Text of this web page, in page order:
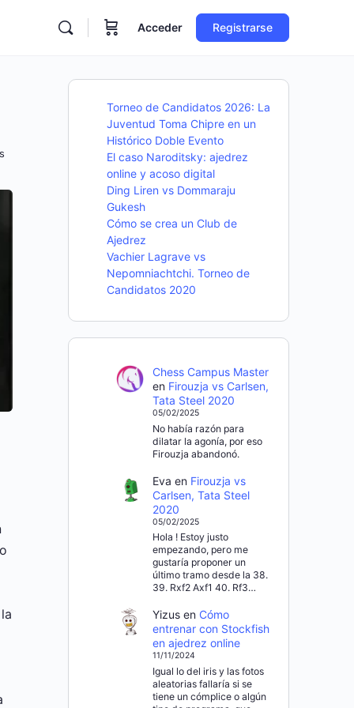
Acceder Registrarse
Torneo de Candidatos 2026: La
Juventud Toma Chipre en un
Histórico Doble Evento
El caso Naroditsky: ajedrez
online y acoso digital
Ding Liren vs Dommaraju
Gukesh
Cómo se crea un Club de
Ajedrez
Vachier Lagrave vs
Nepomniachtchi. Torneo de
Candidatos 2020
Chess Campus Master
en Firouzja vs Carlsen,
Tata Steel 2020
05/02/2025
No había razón para
dilatar la agonía, por eso
Firouzja abandonó.
Eva en Firouzja vs
Carlsen, Tata Steel
2020
05/02/2025
Hola ! Estoy justo
empezando, pero me
gustaría proponer un
último tramo desde la 38.
39. Rxf2 Axf1 40. Rf3…
Yizusen Cómo
entrenar con Stockfish
en ajedrez online
11/11/2024
Igual lo del iris y las fotos
aleatorias fallaría si se
tiene un cómplice o algún